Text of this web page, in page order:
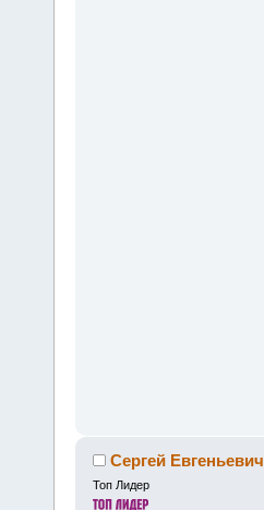
Сергей Евгеньевич
Топ Лидер